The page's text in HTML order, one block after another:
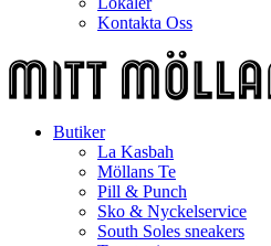
Kontakta Oss
Butiker
La Kasbah
Möllans Te
Pill & Punch
Sko & Nyckelservice
South Soles sneakers